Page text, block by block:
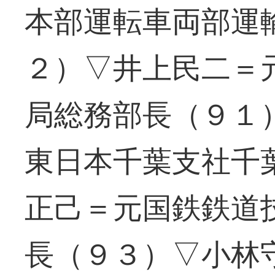
本部運転車両部運
２）▽井上民二＝
局総務部長（９
東日本千葉支社
正己＝元国鉄鉄道
長（９３）▽小林